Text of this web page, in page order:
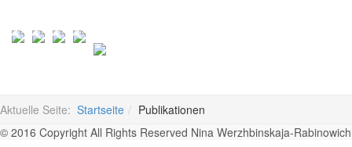
Aktuelle Seite: Startseite
Publikationen
© 2016 Copyright All Rights Reserved Nina Werzhbinskaja-Rabinowich